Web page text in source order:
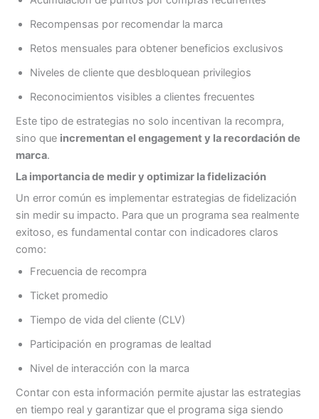
Recompensas por recomendar la marca
Retos mensuales para obtener beneficios exclusivos
Niveles de cliente que desbloquean privilegios
Reconocimientos visibles a clientes frecuentes
Este tipo de estrategias no solo incentivan la recompra,
sino que incrementan el engagement y la recordación de
marca.
La importancia de medir y optimizar la fidelización
Un error común es implementar estrategias de fidelización
sin medir su impacto. Para que un programa sea realmente
exitoso, es fundamental contar con indicadores claros
como:
Frecuencia de recompra
Ticket promedio
Tiempo de vida del cliente (CLV)
Participación en programas de lealtad
Nivel de interacción con la marca
Contar con esta información permite ajustar las estrategias
en tiempo real y garantizar que el programa siga siendo